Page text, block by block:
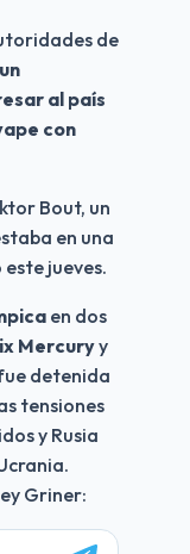
de
al país
con
Bout, un
en una
jueves.
en dos
Mercury y
detenida
tensiones
y Rusia
Griner: